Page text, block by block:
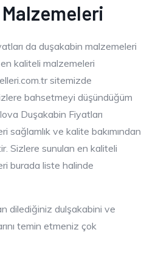
da duşakabin malzemeleri
kaliteli malzemeleri
sitemizde
bahsetmeyi düşündüğüm
Duşakabin Fiyatları
sağlamlık ve kalite bakımından
Sizlere sunulan en kaliteli
burada liste halinde
dilediğiniz dulşakabini ve
temin etmeniz çok